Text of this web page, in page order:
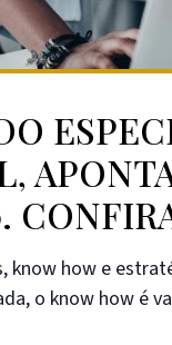
know how e
o know how é